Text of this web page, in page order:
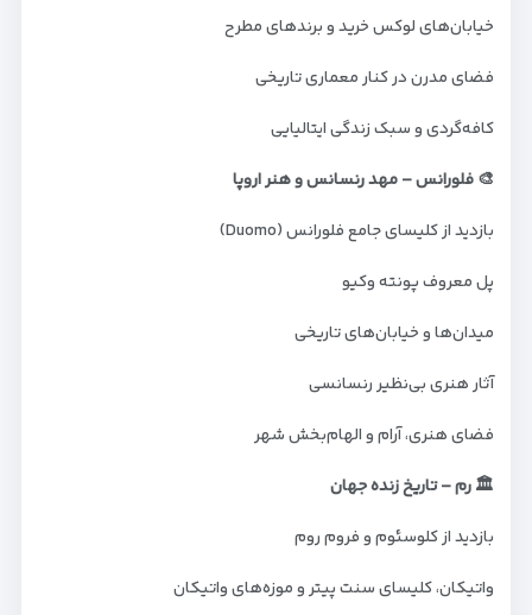
خیابان‌های لوکس خرید و برندهای مطرح
فضای مدرن در کنار معماری تاریخی
کافه‌گردی و سبک زندگی ایتالیایی
🎨 فلورانس – مهد رنسانس و هنر اروپا
بازدید از کلیسای جامع فلورانس (Duomo)
پل معروف پونته وکیو
میدان‌ها و خیابان‌های تاریخی
آثار هنری بی‌نظیر رنسانسی
فضای هنری، آرام و الهام‌بخش شهر
🏛️ رم – تاریخ زنده جهان
بازدید از کلوسئوم و فروم روم
واتیکان، کلیسای سنت پیتر و موزه‌های واتیکان